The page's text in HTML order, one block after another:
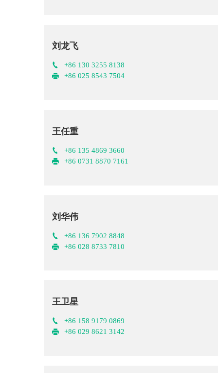
刘龙飞
+86 130 3255 8138
+86 025 8543 7504
王任重
+86 135 4869 3660
+86 0731 8870 7161
刘华伟
+86 136 7902 8848
+86 028 8733 7810
王卫星
+86 158 9179 0869
+86 029 8621 3142